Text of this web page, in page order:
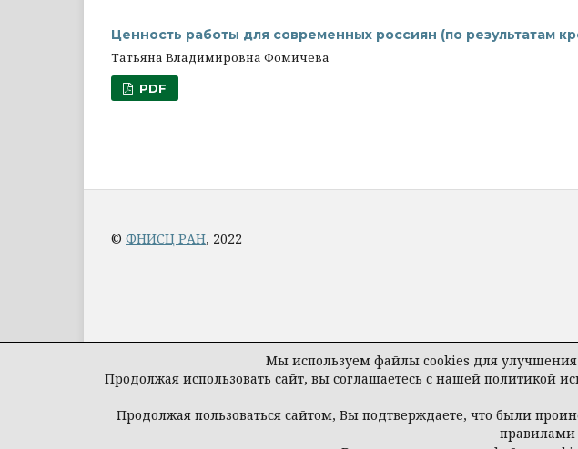
Ценность работы для современных россиян (по результатам
Татьяна Владимировна Фомичева
PDF
© ФНИСЦ РАН, 2022
Мы используем файлы cookies для улучшения
Продолжая использовать сайт, вы соглашаетесь с нашей политикой
Продолжая пользоваться сайтом, Вы подтверждаете, что были
правилами